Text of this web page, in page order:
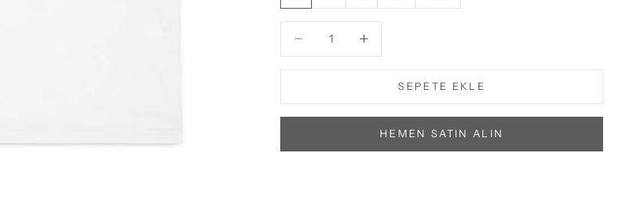
SEPETE EKLE
HEMEN SATIN ALIN